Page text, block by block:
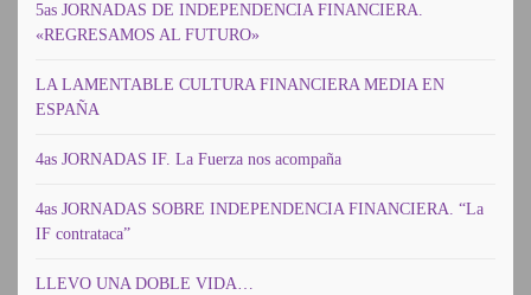
5as JORNADAS DE INDEPENDENCIA FINANCIERA.
«REGRESAMOS AL FUTURO»
LA LAMENTABLE CULTURA FINANCIERA MEDIA EN
ESPAÑA
4as JORNADAS IF. La Fuerza nos acompaña
4as JORNADAS SOBRE INDEPENDENCIA FINANCIERA. “La
IF contrataca”
LLEVO UNA DOBLE VIDA…